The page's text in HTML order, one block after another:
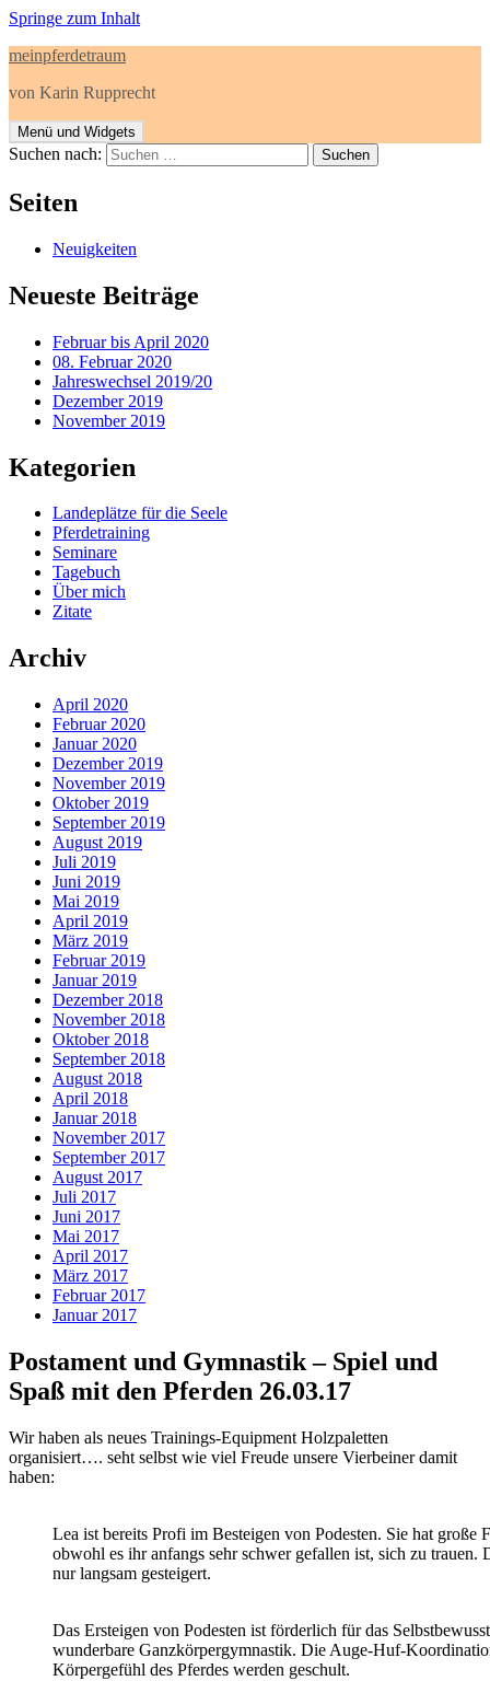
Springe zum Inhalt
meinpferdetraum
von Karin Rupprecht
Menü und Widgets
Suchen nach:
Seiten
Neuigkeiten
Neueste Beiträge
Februar bis April 2020
08. Februar 2020
Jahreswechsel 2019/20
Dezember 2019
November 2019
Kategorien
Landeplätze für die Seele
Pferdetraining
Seminare
Tagebuch
Über mich
Zitate
Archiv
April 2020
Februar 2020
Januar 2020
Dezember 2019
November 2019
Oktober 2019
September 2019
August 2019
Juli 2019
Juni 2019
Mai 2019
April 2019
März 2019
Februar 2019
Januar 2019
Dezember 2018
November 2018
Oktober 2018
September 2018
August 2018
April 2018
Januar 2018
November 2017
September 2017
August 2017
Juli 2017
Juni 2017
Mai 2017
April 2017
März 2017
Februar 2017
Januar 2017
Postament und Gymnastik – Spiel und
Spaß mit den Pferden 26.03.17
Wir haben als neues Trainings-Equipment Holzpaletten
organisiert…. seht selbst wie viel Freude unsere Vierbeiner damit
haben:
Lea ist bereits Profi im Besteigen von Podesten. Sie hat große
obwohl es ihr anfangs sehr schwer gefallen ist, sich zu trauen.
nur langsam gesteigert.
Das Ersteigen von Podesten ist förderlich für das
wunderbare Ganzkörpergymnastik. Die Auge-Huf-
Körpergefühl des Pferdes werden geschult.